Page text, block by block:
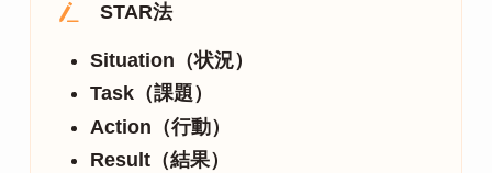
STAR法
Situation（状況）
Task（課題）
Action（行動）
Result（結果）